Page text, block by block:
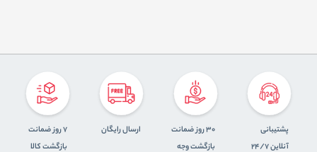
پشتیبانی
آنلاین 24/7
30 روز ضمانت
بازگشت وجه
ارسال رایگان
7 روز ضمانت
بازگشت کالا